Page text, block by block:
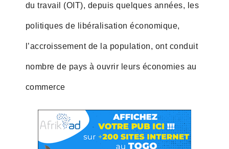
du travail (OIT), depuis quelques années, les
politiques de libéralisation économique,
l’accroissement de la population, ont conduit
nombre de pays à ouvrir leurs économies au
commerce